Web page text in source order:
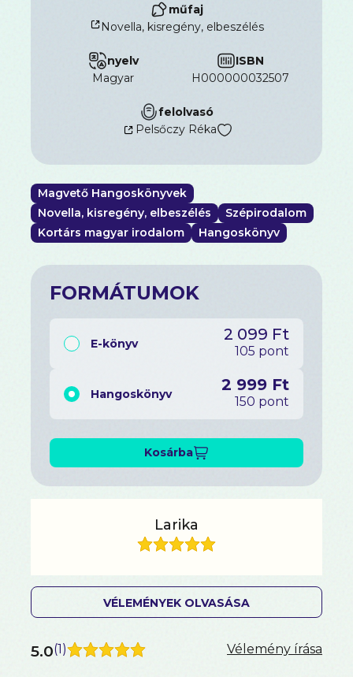
műfaj
Novella, kisregény, elbeszélés
nyelv
magyar
ISBN
H000000032507
felolvasó
Pelsőczy Réka
Magvető Hangoskönyvek
Novella, kisregény, elbeszélés
Szépirodalom
Kortárs magyar irodalom
Hangoskönyv
FORMÁTUMOK
E-könyv 2 099 Ft
105 pont
Hangoskönyv 2 999 Ft
150 pont
Kosárba
Larika
VÉLEMÉNYEK OLVASÁSA
5.0(1 ) Vélemény írása